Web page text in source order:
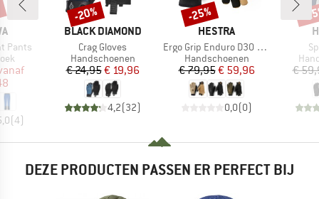
Pants
prijs
(4)
MERK
BLACK DIAMOND
Artikel
Crag Gloves
Productgroep
Handschoenen
Prijs
€ 24,95Verlaagde prijs
€ 19,96
4,2(32)
Korting
-20%
MERK
HESTRA
Artikel
Ergo Grip Enduro D3O 5 Finger
Productgroep
Handschoenen
Prijs
€ 79,95Verlaagde prijs
€ 59,96
0,0(0)
Korting
-25%
€
-
DEZE PRODUCTEN PASSEN ER PERFECT BIJ